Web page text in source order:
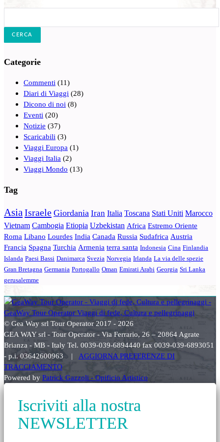
Categorie
Commenti (11)
Diari di Viaggi (28)
Dicono di noi (8)
Eventi (20)
Notizie (37)
Scaricabili (3)
Viaggi Europa (1)
Viaggi Italia (2)
Viaggi Mondo (13)
Tag
Asia Israele Giordania Iran Italia Toscana Stati Uniti Marocco
Vietnam Cambogia Etiopia Uzbekistan Africa Estremo Oriente
Roma Libano Lourdes India Canada Russia Sudafrica Austria
Francia Spagna Turchia Armenia terra santa Indonesia Cina Finlandia
Islanda Paesi Bassi Danimarca Svezia Norvegia Irlanda La via delle spezie
Gran Bretagna Germania Portogallo Oman Emirati Arabi Georgia Sri Lanka
gerusalemme
© Gea Way srl Tour Operator 2017 - 2026
GEA WAY srl - Tour Operator - Via Ferrario, 26 – 20864 Agrate
Brianza - MB - Italy Tel. 0039-039-6894440 fax 0039-039-6893051
- p.i. 03642600963 | AGGIORNA PREFERENZE DI
TRACCIAMENTO
Powered by Patrick Gazzoli - Opificio Artistico
Iscriviti alla nostra
NEWSLETTER